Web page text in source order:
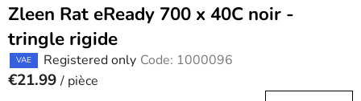
Zleen Rat eReady 700 x 40C noir -
tringle rigide
VAE Registered only Code: 1000096
€21.99 / pièce